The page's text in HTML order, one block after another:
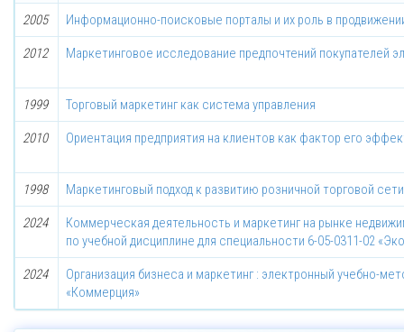
2005 Информационно-поисковые порталы и их роль в
2012 Маркетинговое исследование предпочтений покупателей
1999 Торговый маркетинг как система управления
2010 Ориентация предприятия на клиентов как фактор его
1998 Маркетинговый подход к развитию розничной торговой сети
2024
Коммерческая деятельность и маркетинг на рынке
по учебной дисциплине для специальности 6-05-0311-02
2024
Организация бизнеса и маркетинг : электронный учебно-
«Коммерция»